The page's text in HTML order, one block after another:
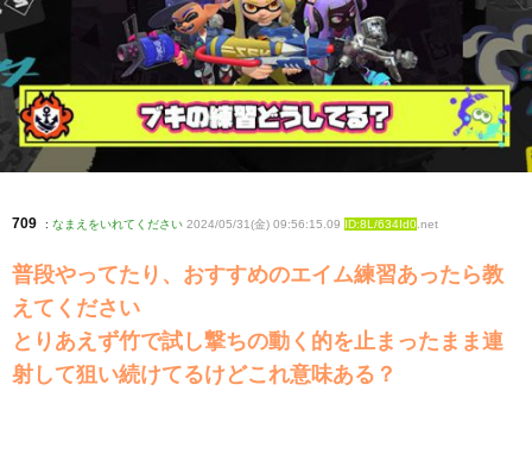
709 : なまえをいれてください 2024/05/31(金) 09:56:15.09 ID:8L/634Id0 .net
普段やってたり、おすすめのエイム練習あったら教
えてください
とりあえず竹で試し撃ちの動く的を止まったまま連
射して狙い続けてるけどこれ意味ある？